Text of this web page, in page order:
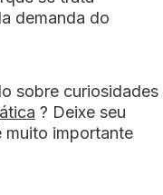
demanda do
sobre curiosidades
? Deixe seu
muito importante